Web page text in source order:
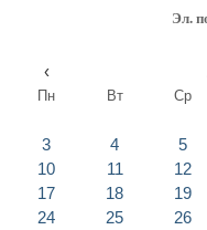
Эл.
‹
Пн Вт Ср
3
4 5
10
11 12
17
18 19
24
25 26